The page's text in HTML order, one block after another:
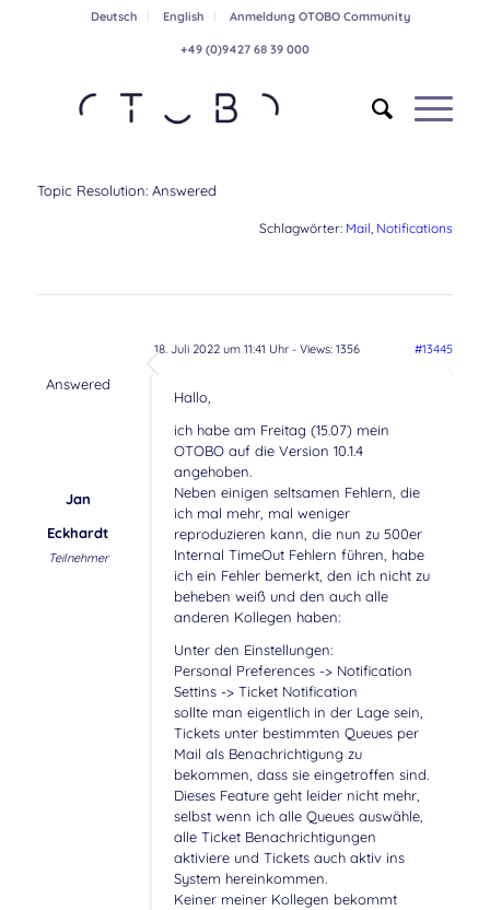
Deutsch English Anmeldung OTOBO Community
+49 (0)9427 68 39 000
Topic Resolution: Answered
Schlagwörter: Mail, Notifications
18. Juli 2022 um 11:41 Uhr- Views: 1356 #13445
Answered
Jan
Eckhardt
Teilnehmer
Hallo,
ich habe am Freitag (15.07) mein
OTOBO auf die Version 10.1.4
angehoben.
Neben einigen seltsamen Fehlern, die
ich mal mehr, mal weniger
reproduzieren kann, die nun zu 500er
Internal TimeOut Fehlern führen, habe
ich ein Fehler bemerkt, den ich nicht zu
beheben weiß und den auch alle
anderen Kollegen haben:
Unter den Einstellungen:
Personal Preferences -> Notification
Settins -> Ticket Notification
sollte man eigentlich in der Lage sein,
Tickets unter bestimmten Queues per
Mail als Benachrichtigung zu
bekommen, dass sie eingetroffen sind.
Dieses Feature geht leider nicht mehr,
selbst wenn ich alle Queues auswähle,
alle Ticket Benachrichtigungen
aktiviere und Tickets auch aktiv ins
System hereinkommen.
Keiner meiner Kollegen bekommt